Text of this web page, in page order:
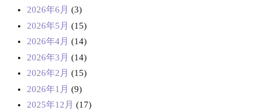
2026年6月 (3)
2026年5月 (15)
2026年4月 (14)
2026年3月 (14)
2026年2月 (15)
2026年1月 (9)
2025年12月 (17)